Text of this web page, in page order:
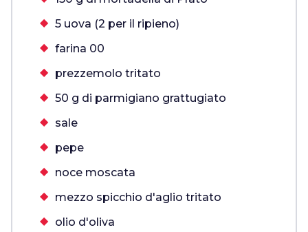
5 uova (2 per il ripieno)
farina 00
prezzemolo tritato
50 g di parmigiano grattugiato
sale
pepe
noce moscata
mezzo spicchio d'aglio tritato
olio d'oliva